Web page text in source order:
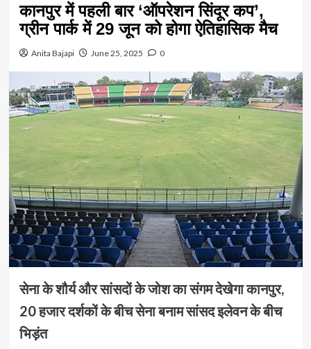
कानपुर में पहली बार ‘ऑपरेशन सिंदूर कप’,
ग्रीन पार्क में 29 जून को होगा ऐतिहासिक मैच
Anita Bajapi June 25, 2025 0
सेना के शौर्य और सांसदों के जोश का संगम देखेगा कानपुर,
20 हजार दर्शकों के बीच सेना बनाम सांसद इलेवन के बीच
भिड़ंत